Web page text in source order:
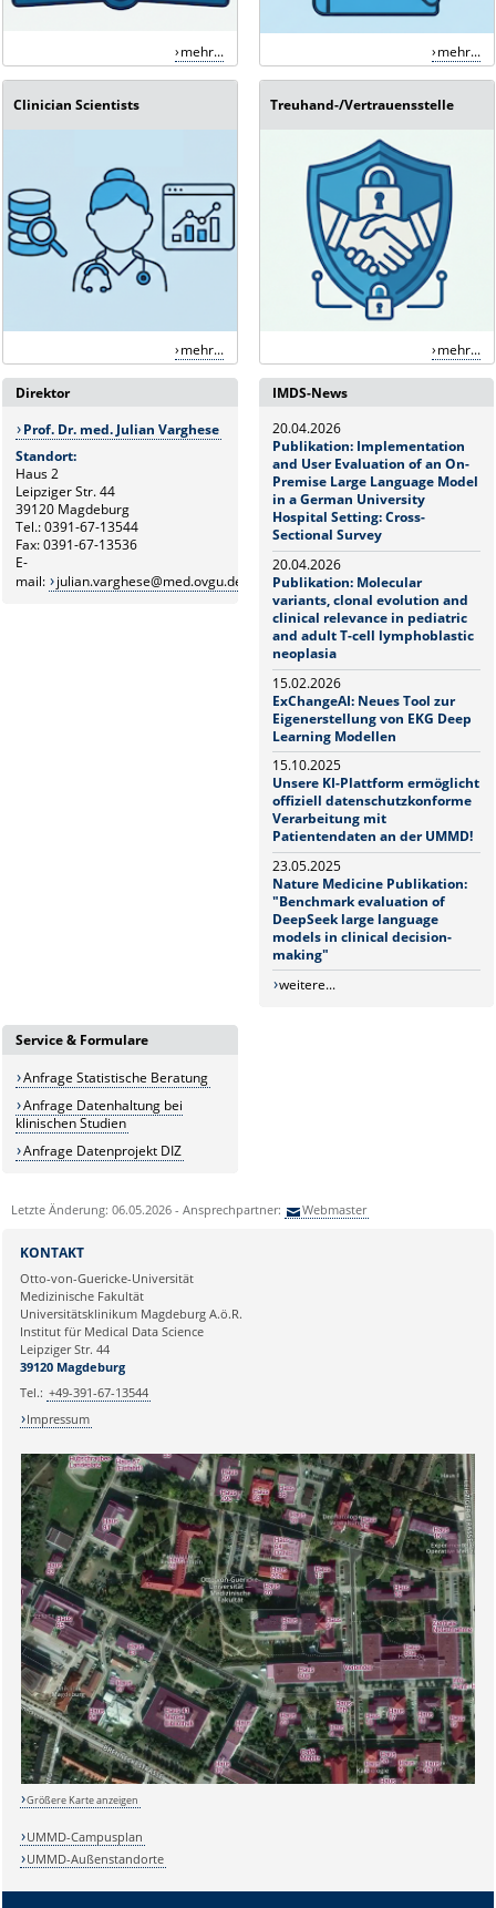
mehr... mehr...
Clinician Scientists
mehr...
Treuhand-/Vertrauensstelle
mehr...
Direktor
Prof. Dr. med. Julian Varghese
Standort:
Haus 2
Leipziger Str. 44
39120 Magdeburg
Tel.: 0391-67-13544
Fax: 0391-67-13536
E-
mail:
julian.varghese@med.ovgu.de
IMDS-News
20.04.2026
Publikation: Implementation
and User Evaluation of an On-
Premise Large Language Model
in a German University
Hospital Setting: Cross-
Sectional Survey
20.04.2026
Publikation: Molecular
variants, clonal evolution and
clinical relevance in pediatric
and adult T-cell lymphoblastic
neoplasia
15.02.2026
ExChangeAI: Neues Tool zur
Eigenerstellung von EKG Deep
Learning Modellen
15.10.2025
Unsere KI-Plattform ermöglicht
offiziell datenschutzkonforme
Verarbeitung mit
Patientendaten an der UMMD!
23.05.2025
Nature Medicine Publikation:
"Benchmark evaluation of
DeepSeek large language
models in clinical decision-
making"
weitere...
Service & Formulare
Anfrage Statistische Beratung
Anfrage Datenhaltung bei
klinischen Studien
Anfrage Datenprojekt DIZ
Letzte Änderung: 06.05.2026 - Ansprechpartner: Webmaster
KONTAKT
Otto-von-Guericke-Universität
Medizinische Fakultät
Universitätsklinikum Magdeburg A.ö.R.
Institut für Medical Data Science
Leipziger Str. 44
39120 Magdeburg
Tel.: +49-391-67-13544
Impressum
Größere Karte anzeigen
UMMD-Campusplan
UMMD-Außenstandorte